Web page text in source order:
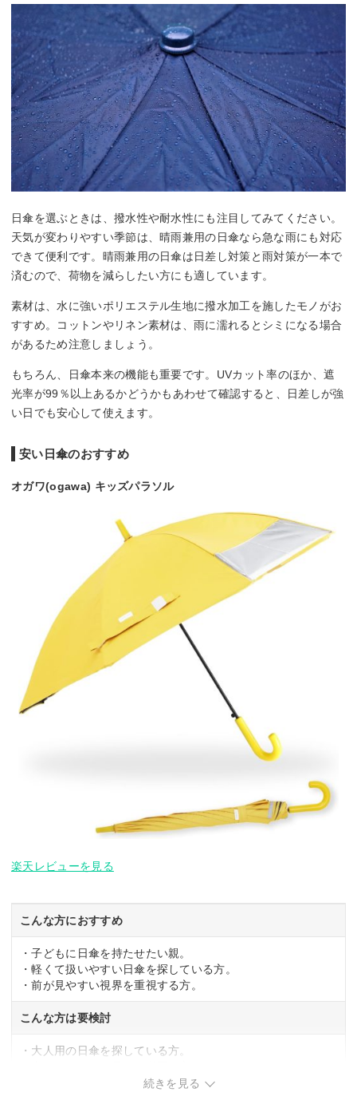
日傘を選ぶときは、撥水性や耐水性にも注目してみてください。
天気が変わりやすい季節は、晴雨兼用の日傘なら急な雨にも対応
できて便利です。晴雨兼用の日傘は日差し対策と雨対策が一本で
済むので、荷物を減らしたい方にも適しています。
素材は、水に強いポリエステル生地に撥水加工を施したモノがお
すすめ。コットンやリネン素材は、雨に濡れるとシミになる場合
があるため注意しましょう。
もちろん、日傘本来の機能も重要です。UVカット率のほか、遮
光率が99％以上あるかどうかもあわせて確認すると、日差しが強
い日でも安心して使えます。
安い日傘のおすすめ
オガワ(ogawa) キッズパラソル
楽天レビューを見る
こんな方におすすめ
・子どもに日傘を持たせたい親。
・軽くて扱いやすい日傘を探している方。
・前が見やすい視界を重視する方。
こんな方は要検討
・大人用の日傘を探している方。
続きを見る